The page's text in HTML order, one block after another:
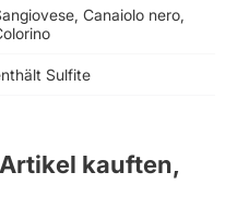
Canaiolo nero,
Sulfite
kauften,